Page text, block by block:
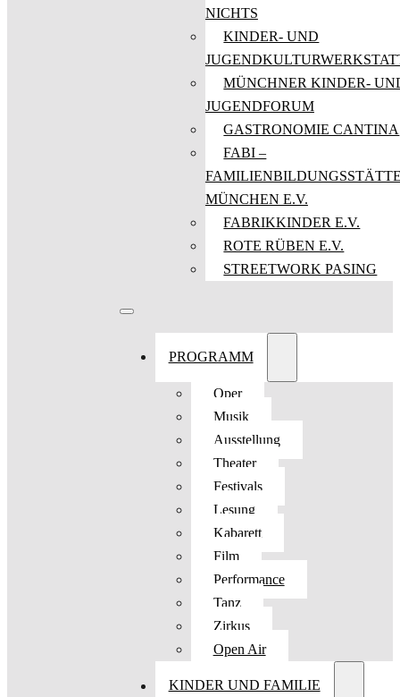
NICHTS
KINDER- UND
MÜNCHNER KINDER-
JUGENDFORUM
GASTRONOMIE CANTINA
FABI –
MÜNCHEN E.V.
FABRIKKINDER E.V.
ROTE RÜBEN E.V.
STREETWORK PASING
PROGRAMM
Oper
Musik
Ausstellung
Theater
Festivals
Lesung
Kabarett
Film
Performance
Tanz
Zirkus
Open Air
KINDER UND FAMILIE